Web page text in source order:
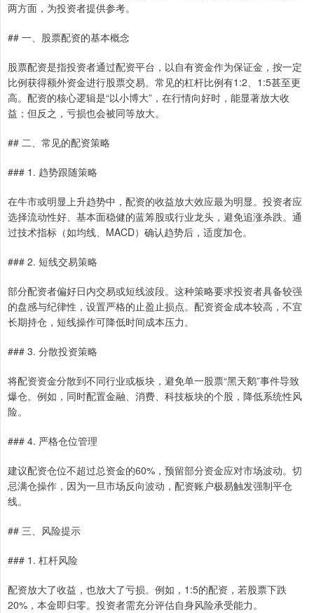
两方面，为投资者提供参考。
## 一、股票配资的基本概念
股票配资是指投资者通过配资平台，以自有资金作为保证金，按一定
比例获得额外资金进行股票交易。常见的杠杆比例有1:2、1:5甚至更
高。配资的核心逻辑是“以小博大”，在行情向好时，能显著放大收
益；但反之，亏损也会被同等放大。
## 二、常见的配资策略
### 1. 趋势跟随策略
在牛市或明显上升趋势中，配资的收益放大效应最为明显。投资者应
选择流动性好、基本面稳健的蓝筹股或行业龙头，避免追涨杀跌。通
过技术指标（如均线、MACD）确认趋势后，适度加仓。
### 2. 短线交易策略
部分配资者偏好日内交易或短线波段。这种策略要求投资者具备较强
的盘感与纪律性，设置严格的止盈止损点。配资资金成本较高，不宜
长期持仓，短线操作可降低时间成本压力。
### 3. 分散投资策略
将配资资金分散到不同行业或板块，避免单一股票“黑天鹅”事件导致
爆仓。例如，同时配置金融、消费、科技板块的个股，降低系统性风
险。
### 4. 严格仓位管理
建议配资仓位不超过总资金的60%，预留部分资金应对市场波动。切
忌满仓操作，因为一旦市场反向波动，配资账户极易触发强制平仓
线。
## 三、风险提示
### 1. 杠杆风险
配资放大了收益，也放大了亏损。例如，1:5的配资，若股票下跌
20%，本金即归零。投资者需充分评估自身风险承受能力。